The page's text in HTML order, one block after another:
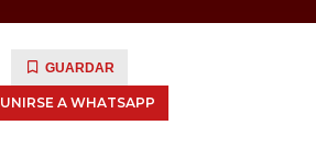
GUARDAR
UNIRSE A WHATSAPP